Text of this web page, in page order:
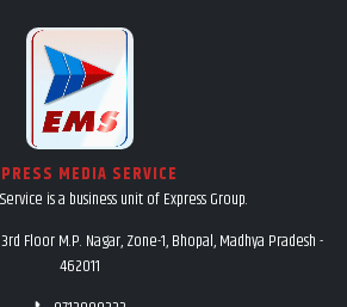
MEDIA SERVICE
is a business unit of Express Group.
Floor M.P. Nagar, Zone-1, Bhopal, Madhya Pradesh -
462011